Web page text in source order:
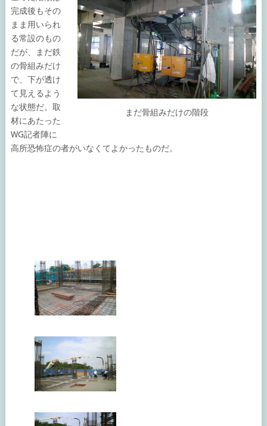
まだ骨組みだけの階段
完成後もその
まま用いられ
る常設のもの
だが、まだ鉄
の骨組みだけ
で、下が透け
て見えるよう
な状態だ。取
材にあたった
WG記者陣に
高所恐怖症の者がいなくてよかったものだ。